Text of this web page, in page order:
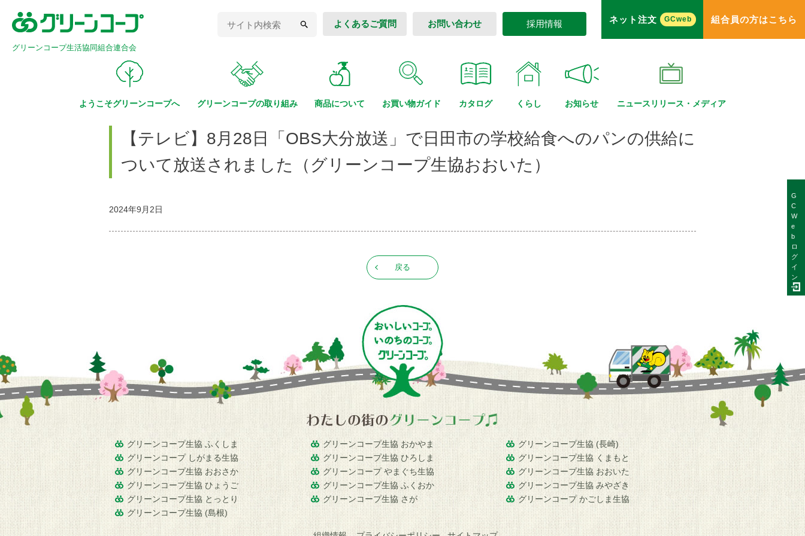
グリーンコープ生活協同組合連合会
よくあるご質問 お問い合わせ 採用情報
ようこそグリーンコープへ グリーンコープの取り組み 商品について お買い物ガイド カタログ くらし お知らせ ニュースリリース・ メディア
ネット注文 GCweb 組合員の方はこちら
G
C
W
e
b
ロ
グ
イ
ン
【テレビ】8月28日「OBS大分放送」で日田市の学校給食へのパンの供給に
ついて放送されました（グリーンコープ生協おおいた）
2024年9月2日
戻る
グリーンコープ生協 ふくしま
グリーンコープ しがまる生協
グリーンコープ生協 おおさか
グリーンコープ生協 ひょうご
グリーンコープ生協 とっとり
グリーンコープ生協 (島根)
グリーンコープ生協 おかやま
グリーンコープ生協 ひろしま
グリーンコープ やまぐち生協
グリーンコープ生協 ふくおか
グリーンコープ生協 さが
グリーンコープ生協 (長崎)
グリーンコープ生協 くまもと
グリーンコープ生協 おおいた
グリーンコープ生協 みやざき
グリーンコープ かごしま生協